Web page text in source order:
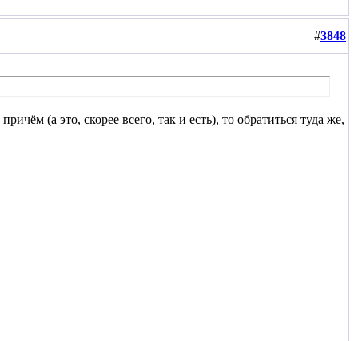
#3848
(а это, скорее всего, так и есть), то обратиться туда же,